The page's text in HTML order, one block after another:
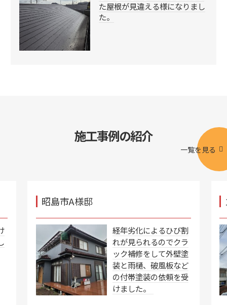
た屋根が見違える様になりまし
た。
施工事例の紹介
一覧を見る
昭島市A様邸
経年劣化によるひび割
れが見られるのでクラ
ック補修をして外壁塗
装と雨樋、破風板など
の付帯塗装の依頼を受
けました。